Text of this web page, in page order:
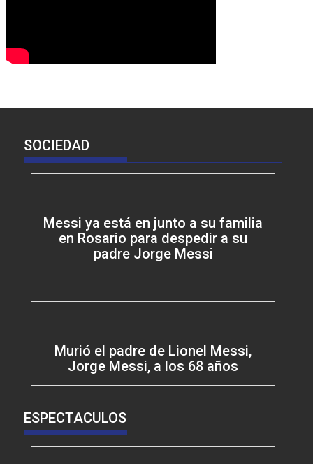
SOCIEDAD
Messi ya está en junto a su familia
en Rosario para despedir a su
padre Jorge Messi
Murió el padre de Lionel Messi,
Jorge Messi, a los 68 años
ESPECTACULOS